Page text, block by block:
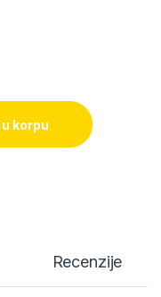
quantity
korpu
Recenzije